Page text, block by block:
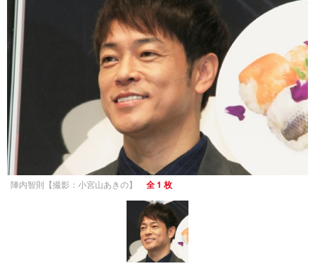
陣内智則【撮影：小宮山あきの】 全 1 枚